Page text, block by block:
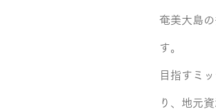
奄美大島
す。
目指すミ
り、地元